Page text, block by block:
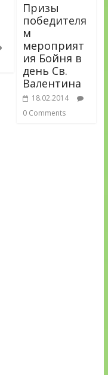
Призы
победителя
м
мероприят
ия Бойня в
день Св.
Валентина
18.02.2014
0 Comments